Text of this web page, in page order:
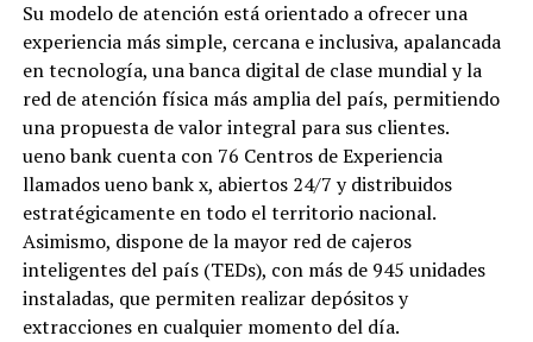
Su modelo de atención está orientado a ofrecer una
experiencia más simple, cercana e inclusiva, apalancada
en tecnología, una banca digital de clase mundial y la
red de atención física más amplia del país, permitiendo
una propuesta de valor integral para sus clientes.
ueno bank cuenta con 76 Centros de Experiencia
llamados ueno bank x, abiertos 24/7 y distribuidos
estratégicamente en todo el territorio nacional.
Asimismo, dispone de la mayor red de cajeros
inteligentes del país (TEDs), con más de 945 unidades
instaladas, que permiten realizar depósitos y
extracciones en cualquier momento del día.